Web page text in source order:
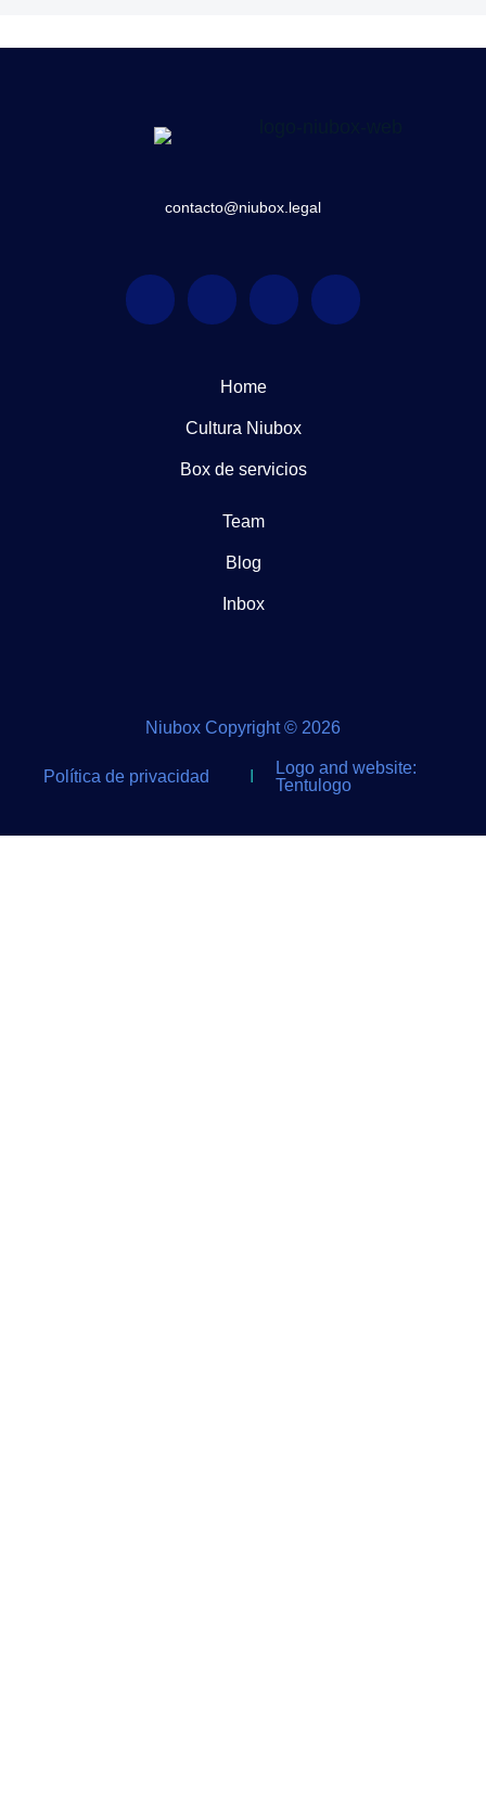
contacto@niubox.legal
Home
Cultura Niubox
Box de servicios
Team
Blog
Inbox
Niubox Copyright © 2026
Política de privacidad
Logo and website:
Tentulogo